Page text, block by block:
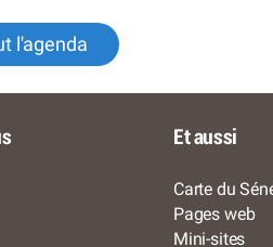
l'agenda
Et aussi
Carte du
Pages web
Mini-sites